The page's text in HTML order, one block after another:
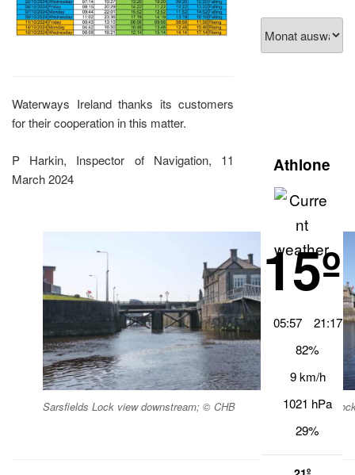
Waterways Ireland thanks its customers
for their cooperation in this matter.
P Harkin, Inspector of Navigation, 11
March 2024
Sarsfields Lock view downstream; © CHB Sarsfields
Archiv
Athlone
15º
05:57
21:17
82%
9 km/h
1021 hPa
29%